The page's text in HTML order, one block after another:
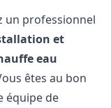
un professionnel
et
eau
êtes au bon
équipe de